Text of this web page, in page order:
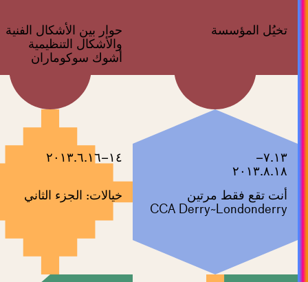
تخيُل المؤسسة
حوار بين الأشكال الفنية
والأشكال التنظيمية
أشوك سوكوماران
٧.١٣–
٢٠١٣.٨.١٨
أنت تقع فقط مرتين
CCA Derry~Londonderry
١٤–٢٠١٣.٦.١٦
خيالات: الجزء الثاني